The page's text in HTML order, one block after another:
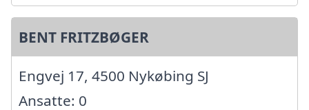
BENT FRITZBØGER
Engvej 17, 4500 Nykøbing SJ
Ansatte: 0